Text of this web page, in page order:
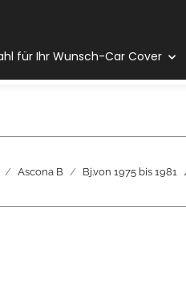
für Ihr Wunsch-Car Cover
Ascona B Bj.von 1975 bis 1981